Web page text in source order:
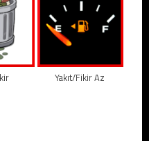
Yakıt/Fikir Az